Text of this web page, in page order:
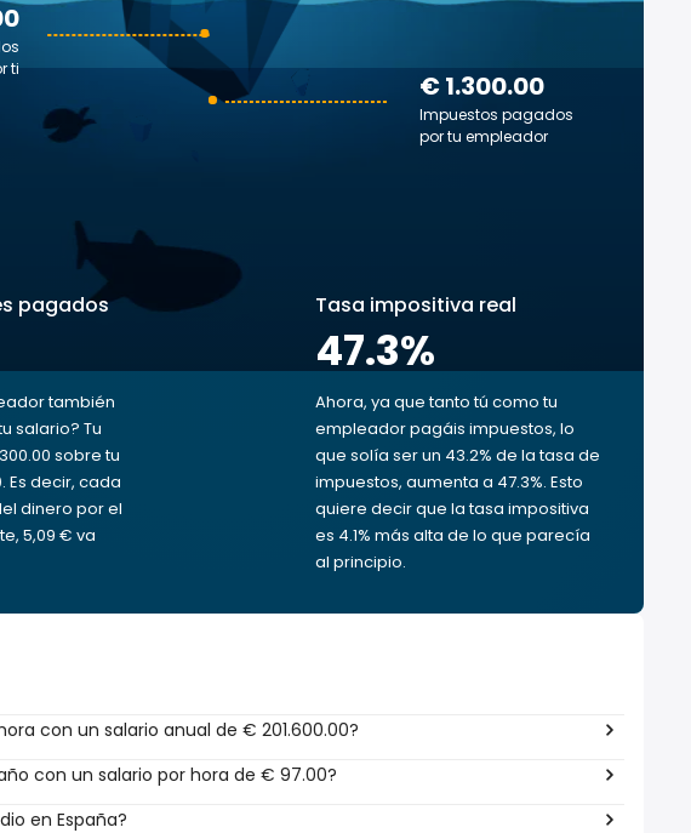
€ 1.300.00
Impuestos pagados
por tu empleador
ti
pagados
también
salario? Tu
sobre tu
Es decir, cada
dinero por el
5,09 € va
Tasa impositiva real
47.3%
Ahora, ya que tanto tú como tu
empleador pagáis impuestos, lo
que solía ser un 43.2% de la tasa de
impuestos, aumenta a 47.3%. Esto
quiere decir que la tasa impositiva
es 4.1% más alta de lo que parecía
al principio.
con un salario anual de € 201.600.00?
con un salario por hora de € 97.00?
en España?